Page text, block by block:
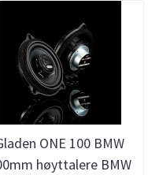
ONE 100 BMW
høyttalere BMW